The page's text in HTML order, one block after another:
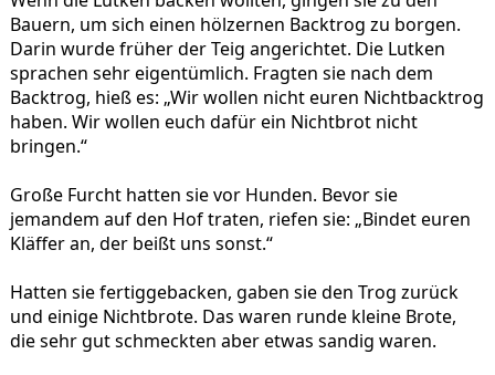
Bauern, um sich einen hölzernen Backtrog zu borgen.
Darin wurde früher der Teig angerichtet. Die Lutken
sprachen sehr eigentümlich. Fragten sie nach dem
Backtrog, hieß es: „Wir wollen nicht euren Nichtbacktrog
haben. Wir wollen euch dafür ein Nichtbrot nicht
bringen.“
Große Furcht hatten sie vor Hunden. Bevor sie
jemandem auf den Hof traten, riefen sie: „Bindet euren
Kläffer an, der beißt uns sonst.“
Hatten sie fertiggebacken, gaben sie den Trog zurück
und einige Nichtbrote. Das waren runde kleine Brote,
die sehr gut schmeckten aber etwas sandig waren.